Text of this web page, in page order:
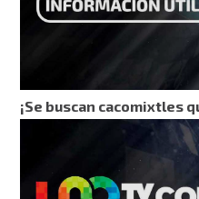
¡Se buscan cacomixtles